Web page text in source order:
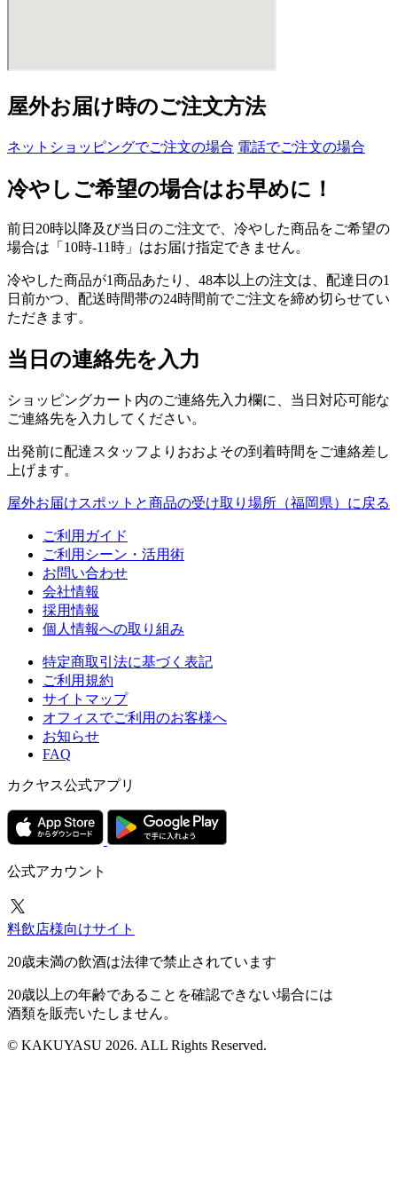
屋外お届け時のご注文方法
ネットショッピングでご注文の場合 電話でご注文の場合
冷やしご希望の場合はお早めに！
前日20時以降及び当日のご注文で、冷やした商品をご希望の
場合は「10時-11時」はお届け指定できません。
冷やした商品が1商品あたり、48本以上の注文は、配達日の1
日前かつ、配送時間帯の24時間前でご注文を締め切らせてい
ただきます。
当日の連絡先を入力
ショッピングカート内のご連絡先入力欄に、当日対応可能な
ご連絡先を入力してください。
出発前に配達スタッフよりおおよその到着時間をご連絡差し
上げます。
屋外お届けスポットと商品の受け取り場所（福岡県）に戻る
ご利用ガイド
ご利用シーン・活用術
お問い合わせ
会社情報
採用情報
個人情報への取り組み
特定商取引法に基づく表記
ご利用規約
サイトマップ
オフィスでご利用のお客様へ
お知らせ
FAQ
カクヤス公式アプリ
公式アカウント
料飲店様向けサイト
20歳未満の飲酒は法律で禁止されています
20歳以上の年齢であることを確認できない場合には
酒類を販売いたしません。
© KAKUYASU 2026. ALL Rights Reserved.